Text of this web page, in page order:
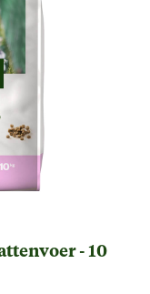
- 10